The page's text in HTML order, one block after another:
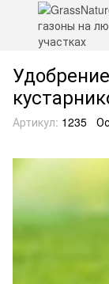
Артикул: 1235